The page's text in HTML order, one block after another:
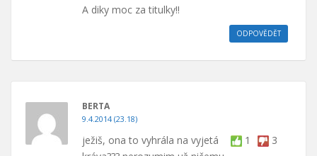
A diky moc za titulky!!
ODPOVĚDĚT
BERTA
9.4.2014 (23.18)
1 3
ježiš, ona to vyhrála na vyjetá